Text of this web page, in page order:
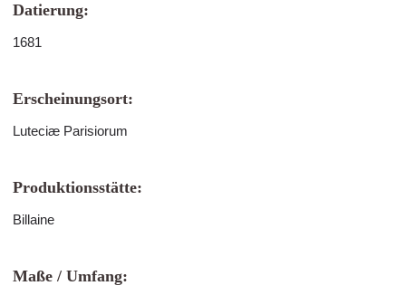
Datierung:
1681
Erscheinungsort:
Luteciæ Parisiorum
Produktionsstätte:
Billaine
Maße / Umfang: